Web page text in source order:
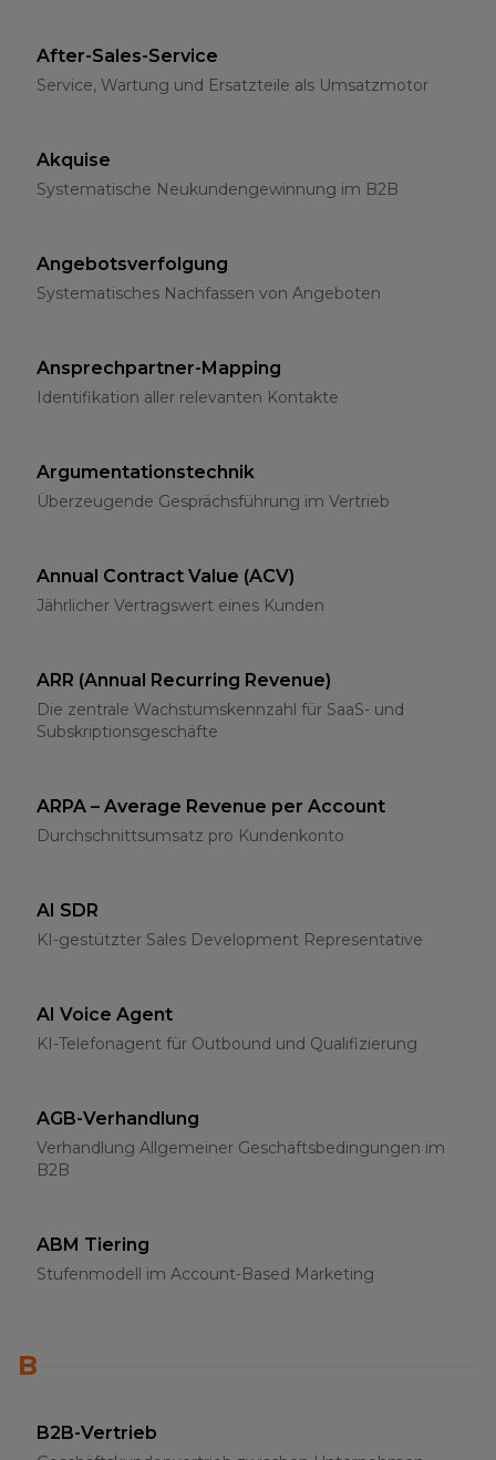
After-Sales-Service
Service, Wartung und Ersatzteile als Umsatzmotor
Akquise
Systematische Neukundengewinnung im B2B
Angebotsverfolgung
Systematisches Nachfassen von Angeboten
Ansprechpartner-Mapping
Identifikation aller relevanten Kontakte
Argumentationstechnik
Überzeugende Gesprächsführung im Vertrieb
Annual Contract Value (ACV)
Jährlicher Vertragswert eines Kunden
ARR (Annual Recurring Revenue)
Die zentrale Wachstumskennzahl für SaaS- und
Subskriptionsgeschäfte
ARPA – Average Revenue per Account
Durchschnittsumsatz pro Kundenkonto
AI SDR
KI-gestützter Sales Development Representative
AI Voice Agent
KI-Telefonagent für Outbound und Qualifizierung
AGB-Verhandlung
Verhandlung Allgemeiner Geschäftsbedingungen im
B2B
ABM Tiering
Stufenmodell im Account-Based Marketing
B
B2B-Vertrieb